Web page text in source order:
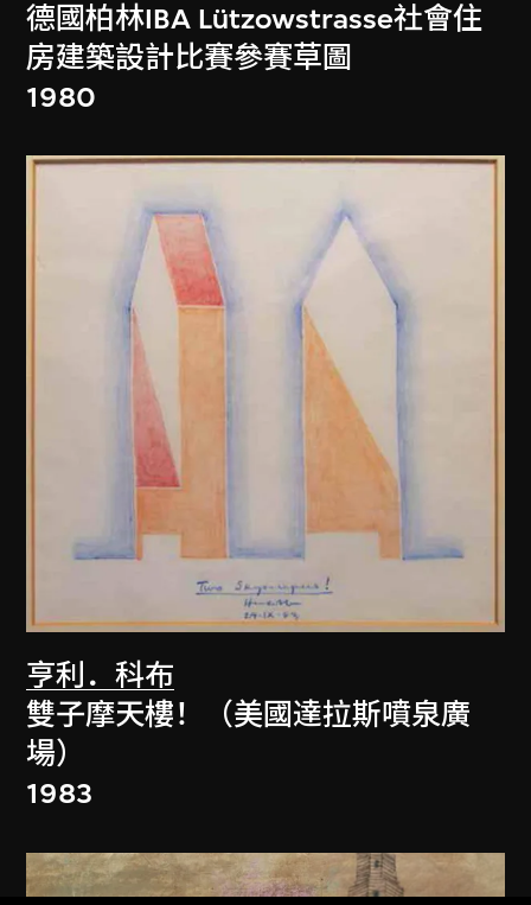
德國柏林IBA Lützowstrasse社會住
房建築設計比賽參賽草圖
1980
亨利．科布
雙子摩天樓！（美國達拉斯噴泉廣
場）
1983